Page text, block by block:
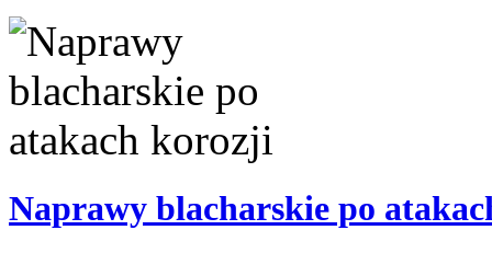
Naprawy blacharskie po